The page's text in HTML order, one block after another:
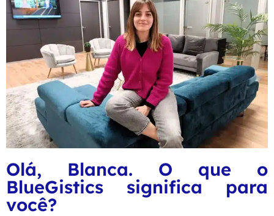
Olá, Blanca. O que o
BlueGistics significa para
você?